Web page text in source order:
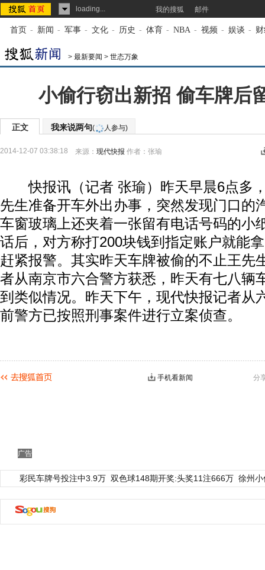
loading... 我的搜狐 邮件
首页 - 新闻 - 军事 - 文化 - 历史 - 体育 - NBA - 视频 - 娱谈 -
> 最新要闻 > 世态万象
小偷行窃出新招 偷车牌后
正文 我来说两句( 人参与)
2014-12-07 03:38:18 来源： 现代快报 作者：张瑜
快报讯（记者 张瑜）昨天早晨6点多
先生准备开车外出办事，突然发现门口的
车窗玻璃上还夹着一张留有电话号码的小
话后，对方称打200块钱到指定账户就能
赶紧报警。其实昨天车牌被偷的不止王先
者从南京市六合警方获悉，昨天有七八辆
到类似情况。昨天下午，现代快报记者从
前警方已按照刑事案件进行立案侦查。
分
手机看新闻
广告
彩民车牌号投注中3.9万 双色球148期开奖:头奖11注666万 徐州